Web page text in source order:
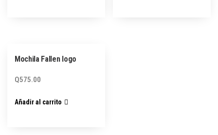
Mochila Fallen logo
Q575.00
Añadir al carrito